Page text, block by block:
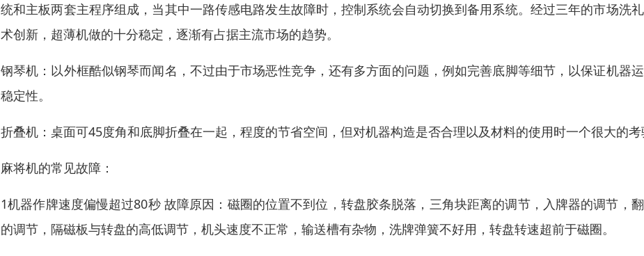
统和主板两套主程序组成，当其中一路传感电路发生故障时，控制系统会自动切换到备用系统。经过三年的市场洗
术创新，超薄机做的十分稳定，逐渐有占据主流市场的趋势。
钢琴机：以外框酷似钢琴而闻名，不过由于市场恶性竞争，还有多方面的问题，例如完善底脚等细节，以保证机器
稳定性。
折叠机：桌面可45度角和底脚折叠在一起，程度的节省空间，但对机器构造是否合理以及材料的使用时一个很大的
麻将机的常见故障：
1机器作牌速度偏慢超过80秒 故障原因：磁圈的位置不到位，转盘胶条脱落，三角块距离的调节，入牌器的调节，
的调节，隔磁板与转盘的高低调节，机头速度不正常，输送槽有杂物，洗牌弹簧不好用，转盘转速超前于磁圈。